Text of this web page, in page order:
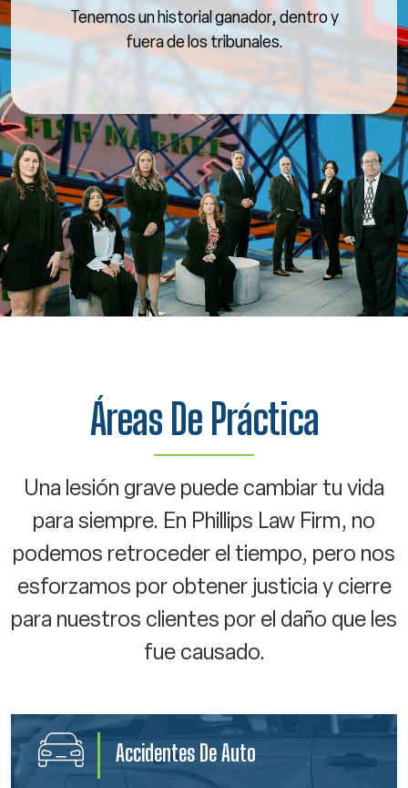
Tenemos un historial ganador, dentro y
fuera de los tribunales.
Accidentes De Auto
Áreas De Práctica
Una lesión grave puede cambiar tu vida
para siempre. En Phillips Law Firm, no
podemos retroceder el tiempo, pero nos
esforzamos por obtener justicia y cierre
para nuestros clientes por el daño que les
fue causado.